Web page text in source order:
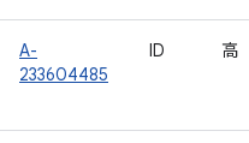
A-
233604485
ID 高